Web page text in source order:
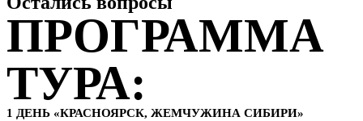
ПРОГРАММА
ТУРА:
1 ДЕНЬ «КРАСНОЯРСК, ЖЕМЧУЖИНА СИБИРИ»